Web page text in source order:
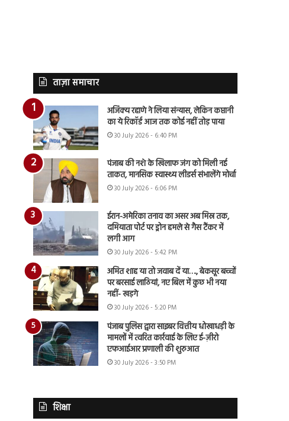
ताज़ा समाचार
अजिंक्य रहाणे ने लिया संन्यास, लेकिन कप्तानी
का ये रिकॉर्ड आज तक कोई नहीं तोड़ पाया
30 July 2026 - 6:40 PM
पंजाब की नशे के खिलाफ जंग को मिली नई
ताकत, मानसिक स्वास्थ्य लीडर्स संभालेंगे मोर्चा
30 July 2026 - 6:06 PM
ईरान-अमेरिका तनाव का असर अब मिस्र तक,
दमियाता पोर्ट पर ड्रोन हमले से गैस टैंकर में
लगी आग
30 July 2026 - 5:42 PM
अमित शाह या तो जवाब दें या…., बेकसूर बच्चों
पर बरसाई लाठियां, नए बिल में कुछ भी नया
नहीं- खड़गे
30 July 2026 - 5:20 PM
पंजाब पुलिस द्वारा साइबर वित्तीय धोखाधड़ी के
मामलों में त्वरित कार्रवाई के लिए ई-ज़ीरो
एफआईआर प्रणाली की शुरुआत
30 July 2026 - 3:50 PM
शिक्षा